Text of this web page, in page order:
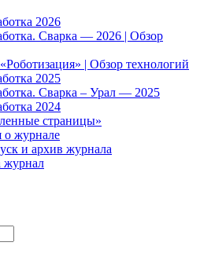
2026
Сварка — 2026 | Обзор
| Обзор технологий
2025
Сварка – Урал — 2025
2024
страницы»
журнале
и архив журнала
журнал